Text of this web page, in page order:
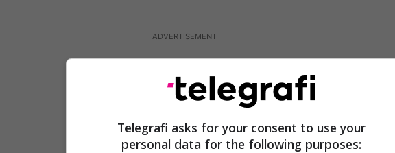
Telegrafi asks for your consent to use your
personal data for the following purposes: